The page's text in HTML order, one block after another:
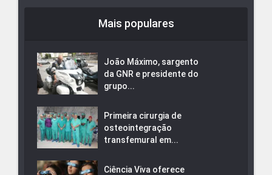
Mais populares
João Máximo, sargento
da GNR e presidente do
grupo...
Primeira cirurgia de
osteointegração
transfemural em...
Ciência Viva oferece